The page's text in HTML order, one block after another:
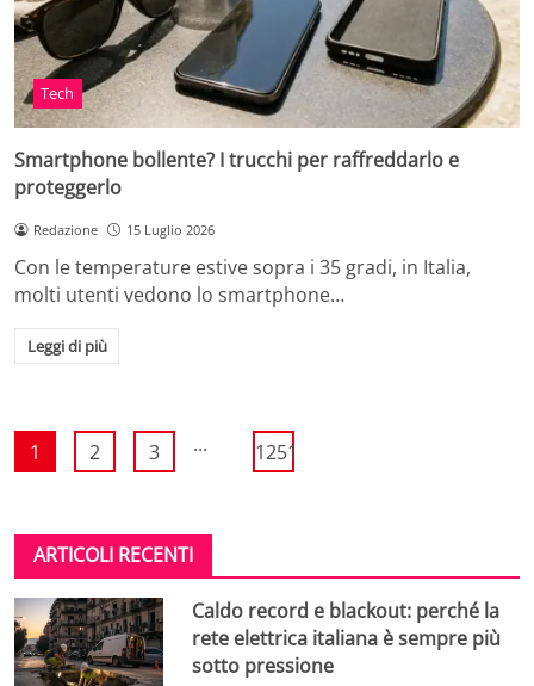
Tech
Smartphone bollente? I trucchi per raffreddarlo e
proteggerlo
Redazione 15 Luglio 2026
Con le temperature estive sopra i 35 gradi, in Italia,
molti utenti vedono lo smartphone…
Leggi di più
1 2 3 ... 1251
ARTICOLI RECENTI
Caldo record e blackout: perché la
rete elettrica italiana è sempre più
sotto pressione